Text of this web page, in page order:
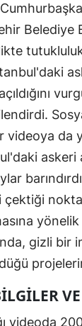
Belediye
videoya da
askeri
çektiği
gizli bir
videoda